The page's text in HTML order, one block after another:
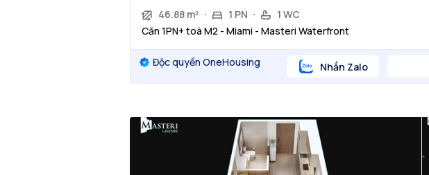
46.88 m²
1 PN
1 WC
Căn 1PN+ toà M2 - Miami - Masteri Waterfront
Độc quyền OneHousing Nhắn Zalo